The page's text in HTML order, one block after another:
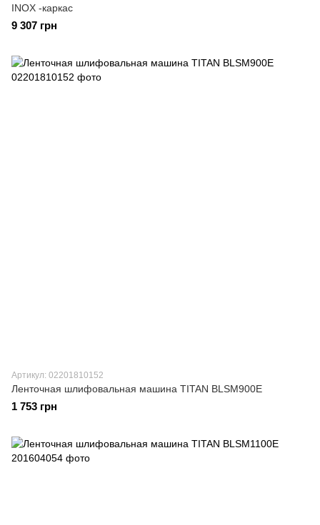
INOX -каркас
9 307 грн
Артикул: 02201810152
Ленточная шлифовальная машина TITAN BLSM900E
1 753 грн